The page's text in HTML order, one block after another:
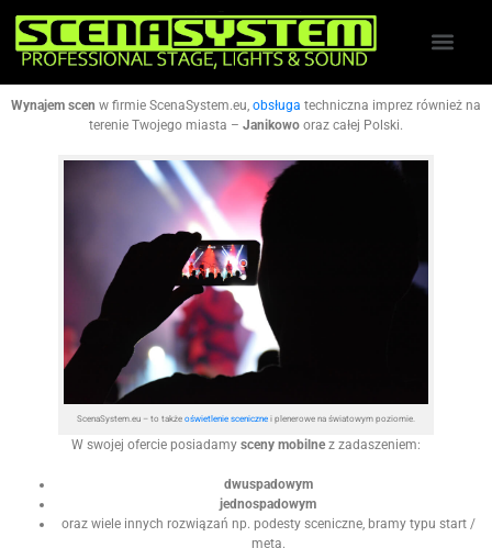
Wynajem scen w firmie ScenaSystem.eu, obsługa techniczna imprez również na
terenie Twojego miasta – Janikowo oraz całej Polski.
ScenaSystem.eu – to także oświetlenie scenicznei plenerowe na światowym poziomie.
W swojej ofercie posiadamy sceny mobilne z zadaszeniem:
dwuspadowym
jednospadowym
oraz wiele innych rozwiązań np. podesty sceniczne, bramy typu start /
meta.